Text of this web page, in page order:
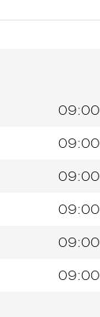
l’après-09:00
09:00
09:00
09:00
09:00
09:00
l’après-